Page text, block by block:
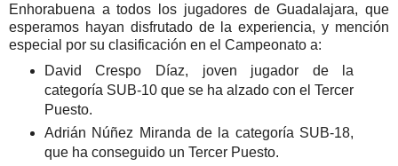
Enhorabuena a todos los jugadores de Guadalajara, que
esperamos hayan disfrutado de la experiencia, y mención
especial por su clasificación en el Campeonato a:
David Crespo Díaz, joven jugador de la
categoría SUB-10 que se ha alzado con el Tercer
Puesto.
Adrián Núñez Miranda de la categoría SUB-18,
que ha conseguido un Tercer Puesto.